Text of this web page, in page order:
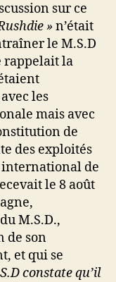
sur ce
» n’était
le M.S.D
rappelait la
les
mais avec
de
des exploités
international de
le 8 août
M.S.D.,
de son
et qui se
constate qu’il